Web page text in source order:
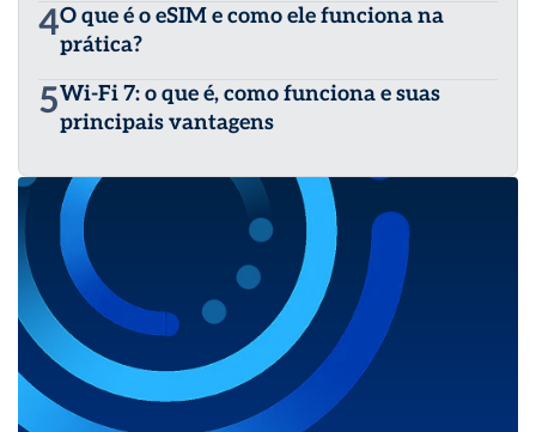
4O que é o eSIM e como ele funciona na
prática?
5Wi-Fi 7: o que é, como funciona e suas
principais vantagens